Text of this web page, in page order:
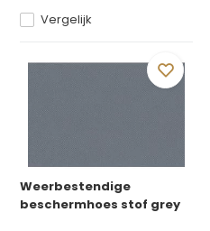
Vergelijk
Weerbestendige
beschermhoes stof grey